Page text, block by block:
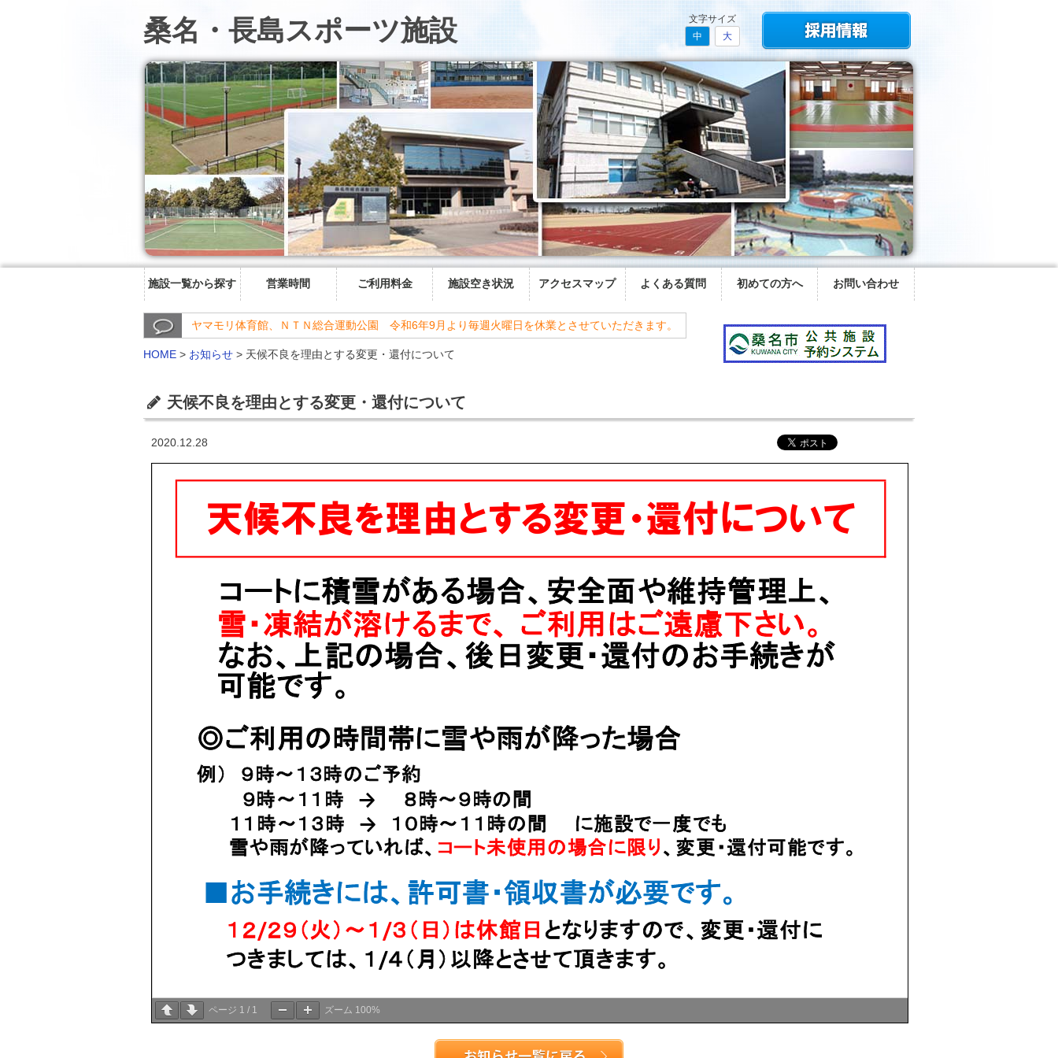
桑名・長島スポーツ施設
文字サイズ
中
大
施設一覧から探す 営業時間 ご利用料金 施設空き状況 アクセスマップ よくある質問 初めての方へ お問い合わせ
ヤマモリ体育館、ＮＴＮ総合運動公園 令和6年9月より毎週火曜日を休業とさせていただきます。
HOME > お知らせ > 天候不良を理由とする変更・還付について
天候不良を理由とする変更・還付について
2020.12.28
ページ 1 / 1 ズーム 100%